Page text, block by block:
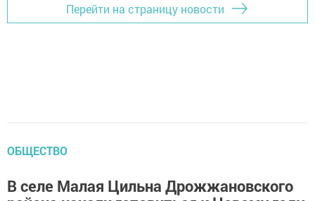
Перейти на страницу новости
ОБЩЕСТВО
В селе Малая Цильна Дрожжановского